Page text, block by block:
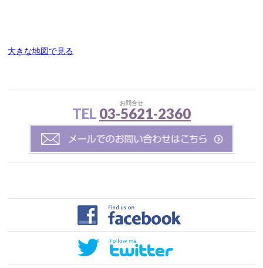
大きな地図で見る
お問合せ
TEL 03-5621-2360